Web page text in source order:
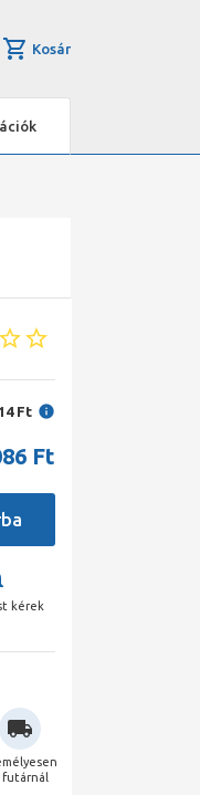
Kosár
Ft
Ft
kérek
futárnál